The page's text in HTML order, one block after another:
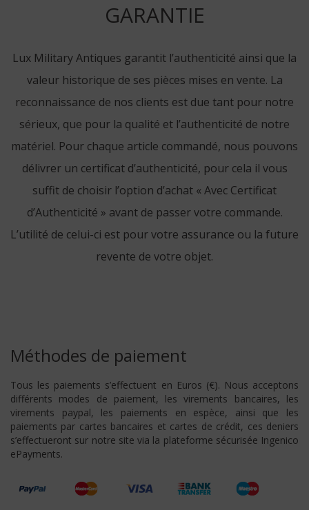
GARANTIE
Lux Military Antiques garantit l’authenticité ainsi que la
valeur historique de ses pièces mises en vente. La
reconnaissance de nos clients est due tant pour notre
sérieux, que pour la qualité et l’authenticité de notre
matériel. Pour chaque article commandé, nous pouvons
délivrer un certificat d’authenticité, pour cela il vous
suffit de choisir l’option d’achat « Avec Certificat
d’Authenticité » avant de passer votre commande.
L’utilité de celui-ci est pour votre assurance ou la future
revente de votre objet.
Méthodes de paiement
Tous les paiements s’effectuent en Euros (€). Nous acceptons
différents modes de paiement, les virements bancaires, les
virements paypal, les paiements en espèce, ainsi que les
paiements par cartes bancaires et cartes de crédit, ces deniers
s’effectueront sur notre site via la plateforme sécurisée Ingenico
ePayments.